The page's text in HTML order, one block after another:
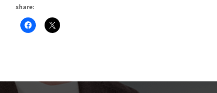
share:
Facebook
で
リ
ク
リ
有
(新